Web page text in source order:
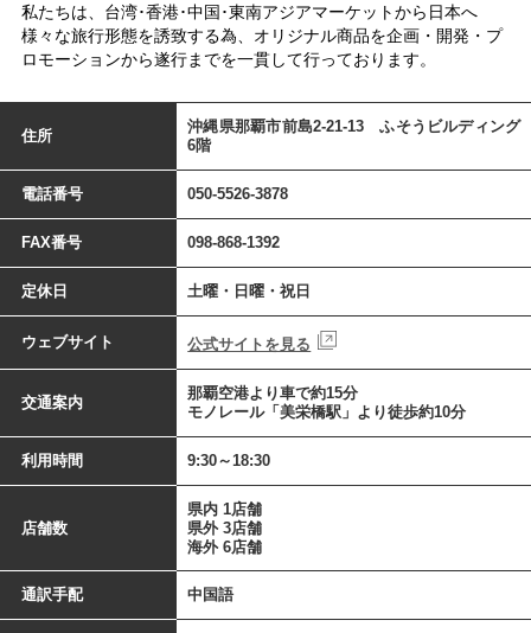
私たちは、台湾･香港･中国･東南アジアマーケットから日本へ
様々な旅行形態を誘致する為、オリジナル商品を企画・開発・プ
ロモーションから遂行までを一貫して行っております。
住所
沖縄県那覇市前島2-21-13 ふそうビルディング
6階
電話番号 050-5526-3878
FAX番号 098-868-1392
定休日 土曜・日曜・祝日
ウェブサイト 公式サイトを見る
交通案内
那覇空港より車で約15分
モノレール「美栄橋駅」より徒歩約10分
利用時間 9:30～18:30
店舗数
県内 1店舗
県外 3店舗
海外 6店舗
通訳手配 中国語